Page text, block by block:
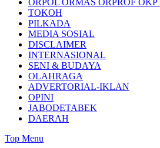
ORPOL ORMAS ORPROF
TOKOH
PILKADA
MEDIA SOSIAL
DISCLAIMER
INTERNASIONAL
SENI & BUDAYA
OLAHRAGA
ADVERTORIAL-IKLAN
OPINI
JABODETABEK
DAERAH
Top Menu